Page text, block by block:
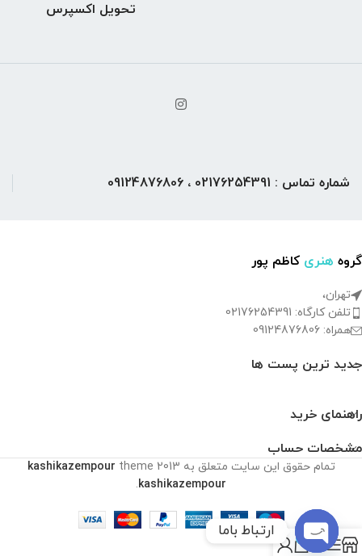
تحویل اکسپرس
شماره تماس : 02176254391 ، 09124876806
گروه هنری کاظم پور
تهران،
تلفن کارگاه: 02176254391
همراه: 09124876806
جدید ترین پست ها
راهنمای خرید
مشخصات حساب
تمام حقوق این سایت متعلق به kashikazempour theme 2013
kashikazempour
.
ارتباط باما